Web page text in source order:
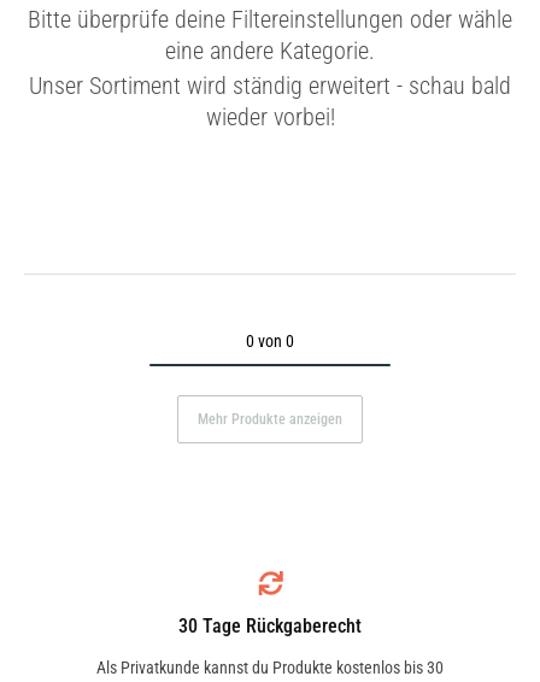
Bitte überprüfe deine Filtereinstellungen oder wähle
eine andere Kategorie.
Unser Sortiment wird ständig erweitert - schau bald
wieder vorbei!
0 von 0
Mehr Produkte anzeigen
30 Tage Rückgaberecht
Als Privatkunde kannst du Produkte kostenlos bis 30